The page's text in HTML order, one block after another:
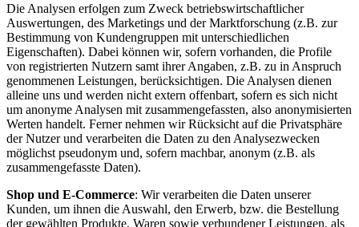
Die Analysen erfolgen zum Zweck betriebswirtschaftlicher
Auswertungen, des Marketings und der Marktforschung (z.B. zur
Bestimmung von Kundengruppen mit unterschiedlichen
Eigenschaften). Dabei können wir, sofern vorhanden, die Profile
von registrierten Nutzern samt ihrer Angaben, z.B. zu in Anspruch
genommenen Leistungen, berücksichtigen. Die Analysen dienen
alleine uns und werden nicht extern offenbart, sofern es sich nicht
um anonyme Analysen mit zusammengefassten, also anonymisierten
Werten handelt. Ferner nehmen wir Rücksicht auf die Privatsphäre
der Nutzer und verarbeiten die Daten zu den Analysezwecken
möglichst pseudonym und, sofern machbar, anonym (z.B. als
zusammengefasste Daten).
Shop und E-Commerce: Wir verarbeiten die Daten unserer
Kunden, um ihnen die Auswahl, den Erwerb, bzw. die Bestellung
der gewählten Produkte, Waren sowie verbundener Leistungen, als